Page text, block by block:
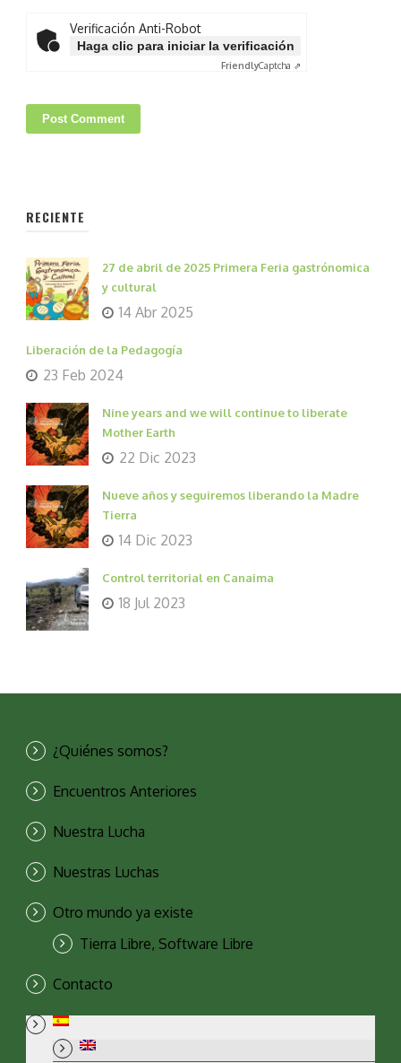
Verificación Anti-Robot
Haga clic para iniciar la verificación
FriendlyCaptcha ⇗
RECIENTE
27 de abril de 2025 Primera Feria gastrónomica
y cultural
14 Abr 2025
Liberación de la Pedagogía
23 Feb 2024
Nine years and we will continue to liberate
Mother Earth
22 Dic 2023
Nueve años y seguiremos liberando la Madre
Tierra
14 Dic 2023
Control territorial en Canaima
18 Jul 2023
¿Quiénes somos?
Encuentros Anteriores
Nuestra Lucha
Nuestras Luchas
Otro mundo ya existe
Tierra Libre, Software Libre
Contacto